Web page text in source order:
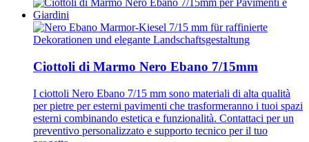
Ciottoli di Marmo Nero Ebano 7/15mm
I ciottoli Nero Ebano 7/15 mm sono materiali di alta qualità
per pietre per esterni pavimenti che trasformeranno i tuoi spazi
esterni combinando estetica e funzionalità. Contattaci per un
preventivo personalizzato e supporto tecnico per il tuo